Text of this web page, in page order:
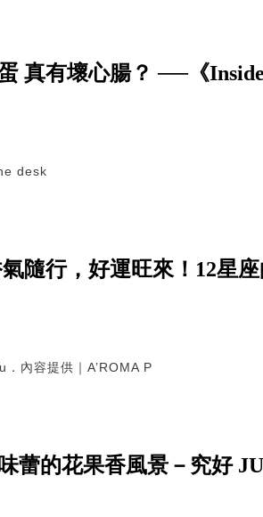
真有壞心腸？ ──《Inside
desk
氣隨行，好運旺來！12星
內容提供｜A’ROMA P
蕾的花果香風景－究好